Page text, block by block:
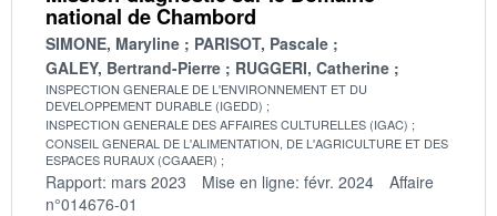
national de Chambord
SIMONE, Maryline
PARISOT, Pascale
GALEY, Bertrand-Pierre
RUGGERI, Catherine
INSPECTION GENERALE DE L'ENVIRONNEMENT ET DU
DEVELOPPEMENT DURABLE (IGEDD)
INSPECTION GENERALE DES AFFAIRES CULTURELLES (IGAC)
CONSEIL GENERAL DE L'ALIMENTATION, DE L'AGRICULTURE ET DES
ESPACES RURAUX (CGAAER)
Rapport: mars 2023 Mise en ligne: févr. 2024
Affaire
n°014676-01